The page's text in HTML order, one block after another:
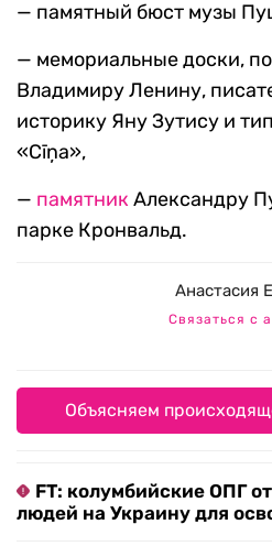
— памятный бюст музы
— мемориальные доски,
Владимиру Ленину,
историку Яну Зутису и
«Cīņa»,
— памятник Александру
парке Кронвальд.
Анастасия
Связаться с
Объясняем
FT: колумбийские ОПГ
людей на Украину для